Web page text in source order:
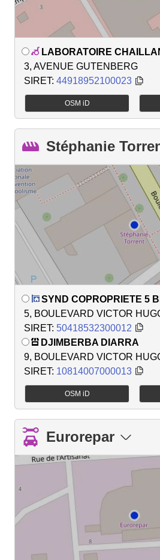
LABORATOIRE
3, AVENUE GUTENBERG
SIRET: 44918952100023
OSM iD
Stéphanie
SYND COPROPRIETE 5
5, BOULEVARD VICTOR
SIRET: 50418532300012
DJIMBERBA DIARRA
9, BOULEVARD VICTOR
SIRET: 10814007000013
OSM iD
Eurorepar